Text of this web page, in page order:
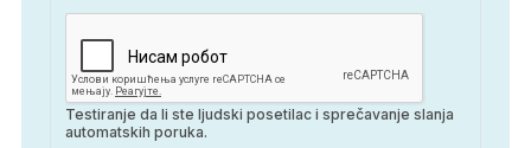
Testiranje da li ste ljudski posetilac i sprečavanje slanja
automatskih poruka.